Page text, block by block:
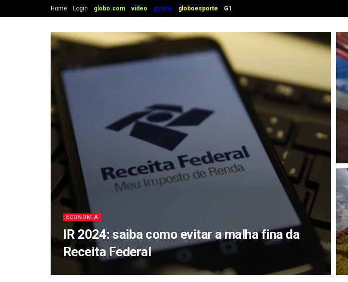
Home Login globo.com vídeo gshow globoesporte G1
ECONOMIA
IR 2024: saiba como evitar a malha fina da
Receita Federal